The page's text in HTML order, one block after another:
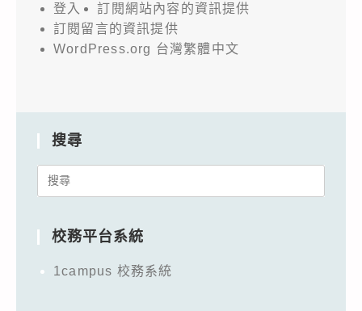
登入
訂閱網站內容的資訊提供
訂閱留言的資訊提供
WordPress.org 台灣繁體中文
搜尋
Search
校務平台系統
1campus 校務系統